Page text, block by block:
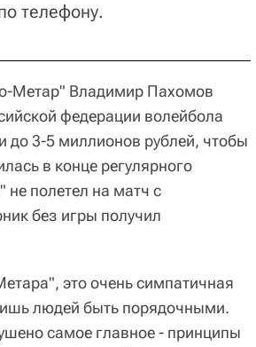
телефону.
Метар" Владимир Пахомов
федерации волейбола
до 3-5 миллионов рублей, чтобы
в конце регулярного
полетел на матч с
без игры получил
это очень симпатичная
людей быть порядочными.
самое главное - принципы